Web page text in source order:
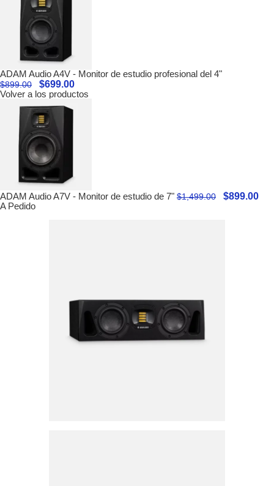
ADAM Audio A4V - Monitor de estudio profesional del 4"
$899.00 $699.00
Volver a los productos
ADAM Audio A7V - Monitor de estudio de 7" $1,499.00 $899.00
A Pedido